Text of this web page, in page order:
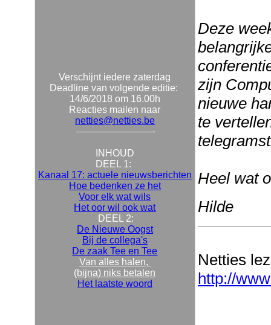
Verschijnt iedere zaterdag
Deadline van volgende editie:
14/6/2018 om 16.00h
Reacties mailen naar
netties@netties.be
INHOUD
DEEL 1:
Kanaal 17: actuele nieuwsberichten
Hoe bedenken ze het
Voor elk wat wils
Het oor wil ook wat
DEEL 2:
De Nieuwe Oogst
Bij de collega's
De zaak Tee en Tee
Van alles halen,
(bijna) niks betalen
Het laatste woord
Deze
zijn
nieuwe
te
Heel wat
Hilde
Netties
http://